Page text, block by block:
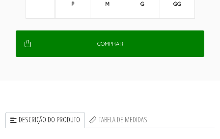
P M G GG
COMPRAR
DESCRIÇÃO DO PRODUTO TABELA DE MEDIDAS